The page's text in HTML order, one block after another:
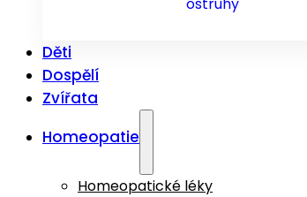
Děti
Dospělí
Zvířata
Homeopatie
Homeopatické léky